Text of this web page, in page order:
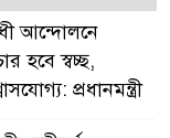
যে ভাবে ডেভিড ইমনের
খান’
আন্দোলনে
হবে স্বচ্ছ,
প্রধানমন্ত্রী